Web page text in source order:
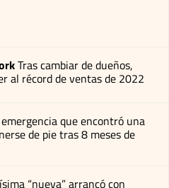
Tras cambiar de dueños,
al récord de ventas de 2022
que encontró una
de pie tras 8 meses de
“nueva” arrancó con